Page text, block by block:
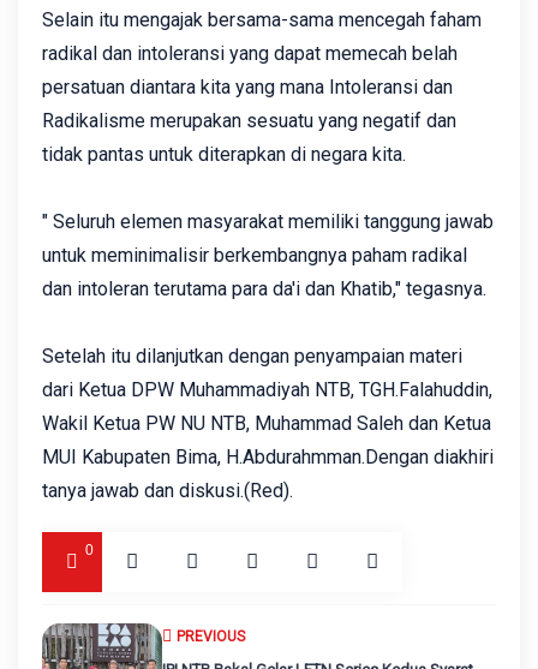
Selain itu mengajak bersama-sama mencegah faham
radikal dan intoleransi yang dapat memecah belah
persatuan diantara kita yang mana Intoleransi dan
Radikalisme merupakan sesuatu yang negatif dan
tidak pantas untuk diterapkan di negara kita.
" Seluruh elemen masyarakat memiliki tanggung jawab
untuk meminimalisir berkembangnya paham radikal
dan intoleran terutama para da'i dan Khatib," tegasnya.
Setelah itu dilanjutkan dengan penyampaian materi
dari Ketua DPW Muhammadiyah NTB, TGH.Falahuddin,
Wakil Ketua PW NU NTB, Muhammad Saleh dan Ketua
MUI Kabupaten Bima, H.Abdurahmman.Dengan diakhiri
tanya jawab dan diskusi.(Red).
0
PREVIOUS